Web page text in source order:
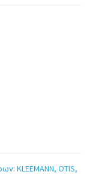
KLEEMANN, OTIS,